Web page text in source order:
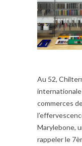
Au 52,
internationale
commerces
Marylebone,
rappeler le